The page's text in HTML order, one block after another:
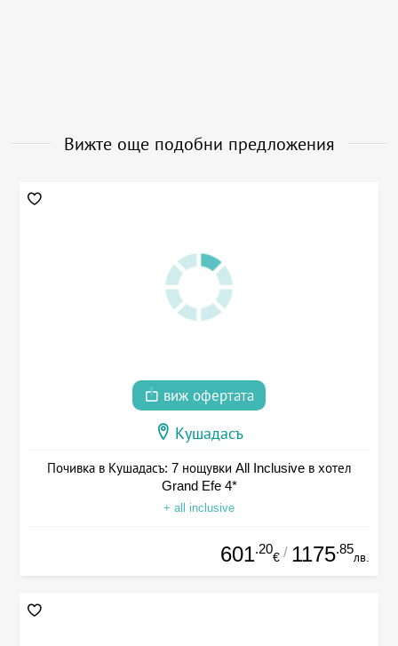
Вижте още подобни предложения
виж офертата
Кушадасъ
Почивка в Кушадасъ: 7 нощувки All Inclusive в хотел
Grand Efe 4*
+ all inclusive
601.20
€ / 1175.85
лв.